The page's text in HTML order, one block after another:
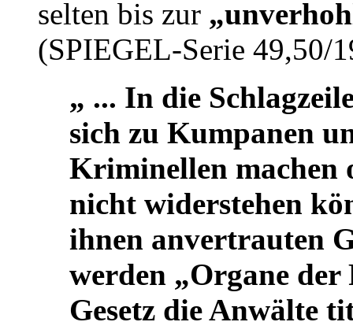
selten bis zur
(SPIEGEL-Serie 49,50/
„ ... In die
sich zu Kumpanen
Kriminellen machen
nicht widerstehen
ihnen anvertrauten
werden „Organe der
Gesetz die Anwälte